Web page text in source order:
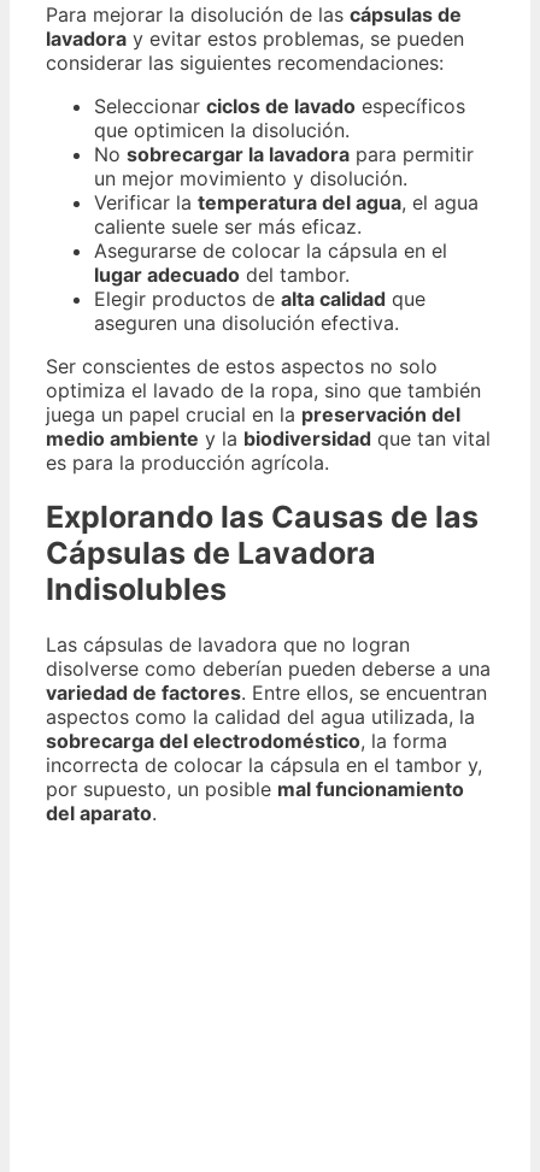
Para mejorar la disolución de las cápsulas de
lavadora y evitar estos problemas, se pueden
considerar las siguientes recomendaciones:
Seleccionar ciclos de lavado específicos
que optimicen la disolución.
No sobrecargar la lavadora para permitir
un mejor movimiento y disolución.
Verificar la temperatura del agua, el agua
caliente suele ser más eficaz.
Asegurarse de colocar la cápsula en el
lugar adecuado del tambor.
Elegir productos de alta calidad que
aseguren una disolución efectiva.
Ser conscientes de estos aspectos no solo
optimiza el lavado de la ropa, sino que también
juega un papel crucial en la preservación del
medio ambiente y la biodiversidad que tan vital
es para la producción agrícola.
Explorando las Causas de las
Cápsulas de Lavadora
Indisolubles
Las cápsulas de lavadora que no logran
disolverse como deberían pueden deberse a una
variedad de factores. Entre ellos, se encuentran
aspectos como la calidad del agua utilizada, la
sobrecarga del electrodoméstico, la forma
incorrecta de colocar la cápsula en el tambor y,
por supuesto, un posible mal funcionamiento
del aparato.